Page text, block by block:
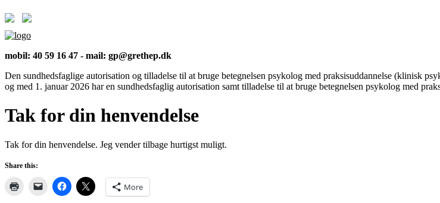
mobil: 40 59 16 47 - mail: gp@grethep.dk
Den sundhedsfaglige autorisation og tilladelse til at bruge betegnelsen psykolog med praksisuddannelse (klinisk
og med 1. januar 2026 har en sundhedsfaglig autorisation samt tilladelse til at bruge betegnelsen psykolog med
Tak for din henvendelse
Tak for din henvendelse. Jeg vender tilbage hurtigst muligt.
Share this:
More